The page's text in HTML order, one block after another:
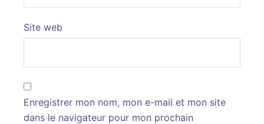
Site web
Enregistrer mon nom, mon e-mail et mon site
dans le navigateur pour mon prochain